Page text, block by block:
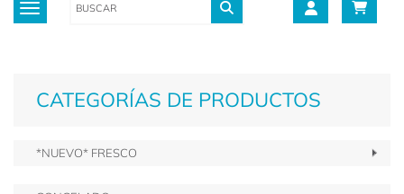
Toggle navigation
CATEGORÍAS DE PRODUCTOS
*NUEVO* FRESCO